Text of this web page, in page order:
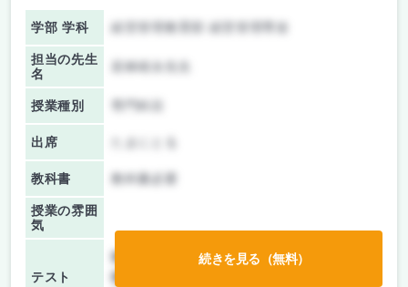
学部 学科
担当の先生
名
若林靖永先生
授業種別
出席
教科書 教科書必要
授業の雰囲
気
テスト
前期/中間：
テスト・レポート両方なし
後期/期末：
続きを見る（無料）